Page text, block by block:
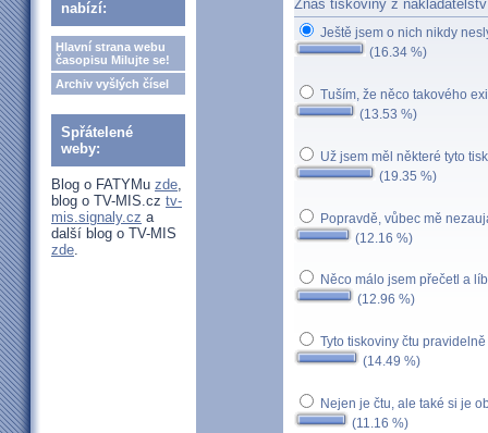
nabízí:
Hlavní strana webu
časopisu Milujte se!
Archiv vyšlých čísel
Spřátelené
weby:
Blog o FATYMu zde,
blog o TV-MIS.cz tv-
mis.signaly.cz a
další blog o TV-MIS
zde.
Znáš tiskoviny z
Ještě jsem o nich nikdy
(16.34 %)
Tuším, že něco takového
(13.53 %)
Už jsem měl některé tyto
(19.35 %)
Popravdě, vůbec mě
(12.16 %)
Něco málo jsem přečetl a
(12.96 %)
Tyto tiskoviny čtu
(14.49 %)
Nejen je čtu, ale také si je
(11.16 %)